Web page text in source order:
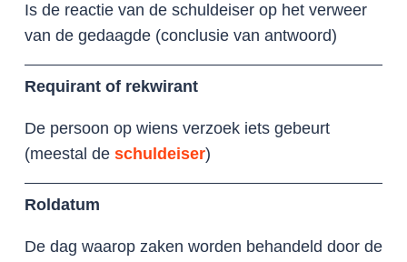
Is de reactie van de schuldeiser op het verweer
van de gedaagde (conclusie van antwoord)
Requirant of rekwirant
De persoon op wiens verzoek iets gebeurt
(meestal de schuldeiser)
Roldatum
De dag waarop zaken worden behandeld door de